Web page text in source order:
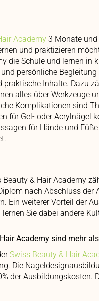
Academy 3 Monate und
und praktizieren
die Schule und lernen in
persönliche
Inhalte. Dazu
alles über Werkzeuge
Komplikationen sind
für Gel- oder Acrylnägel
für Hände und
& Hair Academy
nach Abschluss der
Ein weiterer Vorteil der
Sie dabei andere
Academy sind mehr
Swiss Beauty & Hair
Die
der Ausbildungskosten.